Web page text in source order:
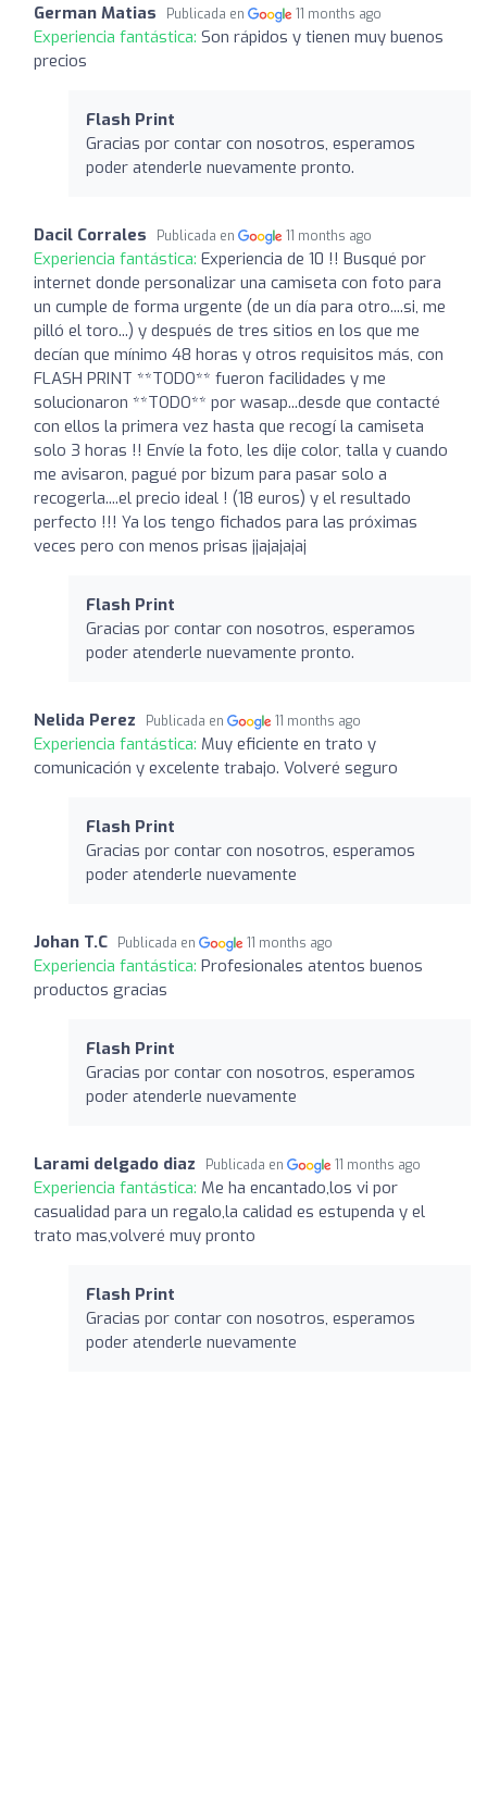
German Matias Publicada en 11 months ago
Experiencia fantástica: Son rápidos y tienen muy buenos
precios
Flash Print
Gracias por contar con nosotros, esperamos
poder atenderle nuevamente pronto.
Dacil Corrales Publicada en 11 months ago
Experiencia fantástica: Experiencia de 10 !! Busqué por
internet donde personalizar una camiseta con foto para
un cumple de forma urgente (de un día para otro....si, me
pilló el toro...) y después de tres sitios en los que me
decían que mínimo 48 horas y otros requisitos más, con
FLASH PRINT **TODO** fueron facilidades y me
solucionaron **TODO** por wasap...desde que contacté
con ellos la primera vez hasta que recogí la camiseta
solo 3 horas !! Envíe la foto, les dije color, talla y cuando
me avisaron, pagué por bizum para pasar solo a
recogerla....el precio ideal ! (18 euros) y el resultado
perfecto !!! Ya los tengo fichados para las próximas
veces pero con menos prisas jjajajajaj
Flash Print
Gracias por contar con nosotros, esperamos
poder atenderle nuevamente pronto.
Nelida Perez Publicada en 11 months ago
Experiencia fantástica: Muy eficiente en trato y
comunicación y excelente trabajo. Volveré seguro
Flash Print
Gracias por contar con nosotros, esperamos
poder atenderle nuevamente
Johan T.C Publicada en 11 months ago
Experiencia fantástica: Profesionales atentos buenos
productos gracias
Flash Print
Gracias por contar con nosotros, esperamos
poder atenderle nuevamente
Larami delgado diaz Publicada en 11 months ago
Experiencia fantástica: Me ha encantado,los vi por
casualidad para un regalo,la calidad es estupenda y el
trato mas,volveré muy pronto
Flash Print
Gracias por contar con nosotros, esperamos
poder atenderle nuevamente